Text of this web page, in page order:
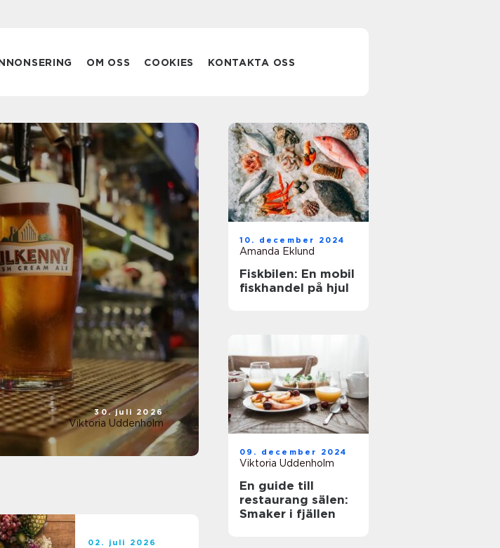
OM OSS COOKIES KONTAKTA OSS
30. juli 2026
Viktoria Uddenholm
Godisbutik
Örebro mer än
bara
lördagsförmiddagen. För många är det ett
självklart stopp inför filmkvällen, bilresan,
kalaset eller högtider som påsk...
02. juli 2026
10. december 2024
Amanda Eklund
Fiskbilen: En mobil
fiskhandel på hjul
09. december 2024
Viktoria Uddenholm
En guide till
restaurang sälen:
Smaker i fjällen